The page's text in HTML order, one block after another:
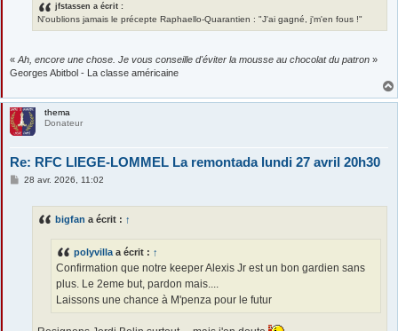
jfstassen a écrit :
N'oublions jamais le précepte Raphaello-Quarantien : "J'ai gagné, j'm'en fous !"
«Ah, encore une chose. Je vous conseille d'éviter la mousse au chocolat du patron »
Georges Abitbol - La classe américaine
thema
Donateur
Re: RFC LIEGE-LOMMEL La remontada lundi 27 avril 20h30
M28 avr. 2026, 11:02
bigfan a écrit : ↑
polyvilla a écrit : ↑
Confirmation que notre keeper Alexis Jr est un bon gardien sans
plus. Le 2eme but, pardon mais....
Laissons une chance à M'penza pour le futur